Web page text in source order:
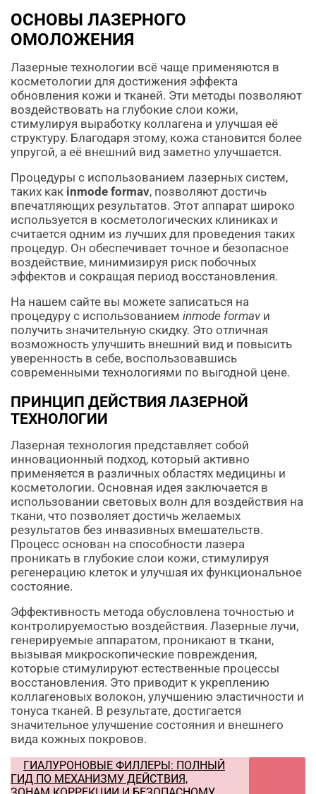
ОСНОВЫ ЛАЗЕРНОГО
ОМОЛОЖЕНИЯ
Лазерные технологии всё чаще применяются в
косметологии для достижения эффекта
обновления кожи и тканей. Эти методы позволяют
воздействовать на глубокие слои кожи,
стимулируя выработку коллагена и улучшая её
структуру. Благодаря этому, кожа становится более
упругой, а её внешний вид заметно улучшается.
Процедуры с использованием лазерных систем,
таких как inmode formav, позволяют достичь
впечатляющих результатов. Этот аппарат широко
используется в косметологических клиниках и
считается одним из лучших для проведения таких
процедур. Он обеспечивает точное и безопасное
воздействие, минимизируя риск побочных
эффектов и сокращая период восстановления.
На нашем сайте вы можете записаться на
процедуру с использованием inmode formav и
получить значительную скидку. Это отличная
возможность улучшить внешний вид и повысить
уверенность в себе, воспользовавшись
современными технологиями по выгодной цене.
ПРИНЦИП ДЕЙСТВИЯ ЛАЗЕРНОЙ
ТЕХНОЛОГИИ
Лазерная технология представляет собой
инновационный подход, который активно
применяется в различных областях медицины и
косметологии. Основная идея заключается в
использовании световых волн для воздействия на
ткани, что позволяет достичь желаемых
результатов без инвазивных вмешательств.
Процесс основан на способности лазера
проникать в глубокие слои кожи, стимулируя
регенерацию клеток и улучшая их функциональное
состояние.
Эффективность метода обусловлена точностью и
контролируемостью воздействия. Лазерные лучи,
генерируемые аппаратом, проникают в ткани,
вызывая микроскопические повреждения,
которые стимулируют естественные процессы
восстановления. Это приводит к укреплению
коллагеновых волокон, улучшению эластичности и
тонуса тканей. В результате, достигается
значительное улучшение состояния и внешнего
вида кожных покровов.
ГИАЛУРОНОВЫЕ ФИЛЛЕРЫ: ПОЛНЫЙ
ГИД ПО МЕХАНИЗМУ ДЕЙСТВИЯ,